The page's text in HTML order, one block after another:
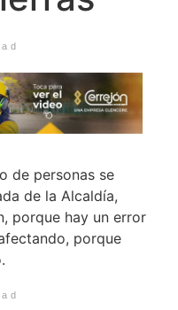
de personas se
de la Alcaldía,
porque hay un error
porque